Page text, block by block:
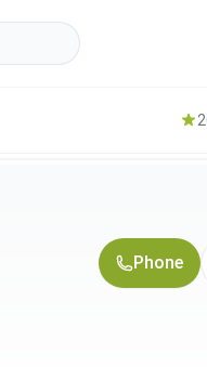
Phone